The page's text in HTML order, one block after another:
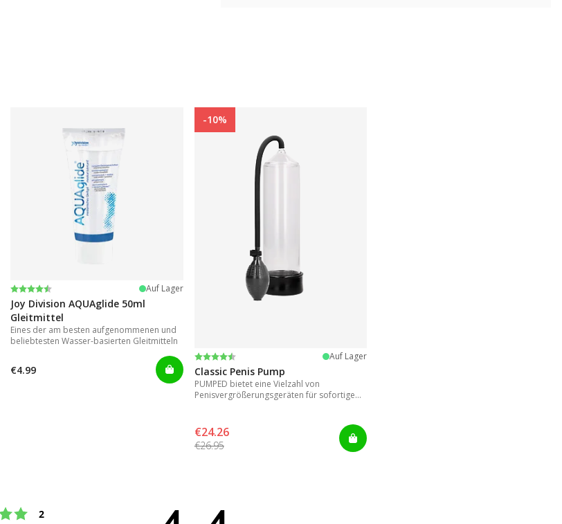
Bewertung:
4.2 von 5 Sternen Auf Lager
Joy Division AQUAglide 50ml
Gleitmittel
Eines der am besten aufgenommenen und
beliebtesten Wasser-basierten Gleitmitteln
€4.99
-10%
Bewertung:
4.3 von 5 Sternen Auf Lager
Classic Penis Pump
PUMPED bietet eine Vielzahl von
Penisvergrößerungsgeräten für sofortige
€24.26
€26.95
Bewertung: 5 von 5 Sternen
2